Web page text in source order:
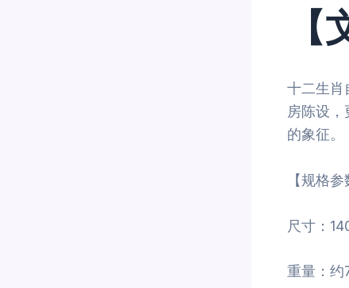
十二生肖
房陈设
的象征。
【规格参
尺寸：
重量：约